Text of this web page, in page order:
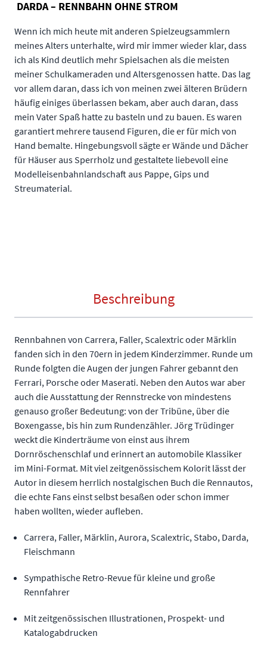
DARDA – RENNBAHN OHNE STROM
Wenn ich mich heute mit anderen Spielzeugsammlern
meines Alters unterhalte, wird mir immer wieder klar, dass
ich als Kind deutlich mehr Spielsachen als die meisten
meiner Schulkameraden und Altersgenossen hatte. Das lag
vor allem daran, dass ich von meinen zwei älteren Brüdern
häufig einiges überlassen bekam, aber auch daran, dass
mein Vater Spaß hatte zu basteln und zu bauen. Es waren
garantiert mehrere tausend Figuren, die er für mich von
Hand bemalte. Hingebungsvoll sägte er Wände und Dächer
für Häuser aus Sperrholz und gestaltete liebevoll eine
Modelleisenbahnlandschaft aus Pappe, Gips und
Streumaterial.
Beschreibung
Rennbahnen von Carrera, Faller, Scalextric oder Märklin
fanden sich in den 70ern in jedem Kinderzimmer. Runde um
Runde folgten die Augen der jungen Fahrer gebannt den
Ferrari, Porsche oder Maserati. Neben den Autos war aber
auch die Ausstattung der Rennstrecke von mindestens
genauso großer Bedeutung: von der Tribüne, über die
Boxengasse, bis hin zum Rundenzähler. Jörg Trüdinger
weckt die Kinderträume von einst aus ihrem
Dornröschenschlaf und erinnert an automobile Klassiker
im Mini-Format. Mit viel zeitgenössischem Kolorit lässt der
Autor in diesem herrlich nostalgischen Buch die Rennautos,
die echte Fans einst selbst besaßen oder schon immer
haben wollten, wieder aufleben.
Carrera, Faller, Märklin, Aurora, Scalextric, Stabo, Darda,
Fleischmann
Sympathische Retro-Revue für kleine und große
Rennfahrer
Mit zeitgenössischen Illustrationen, Prospekt- und
Katalogabdrucken